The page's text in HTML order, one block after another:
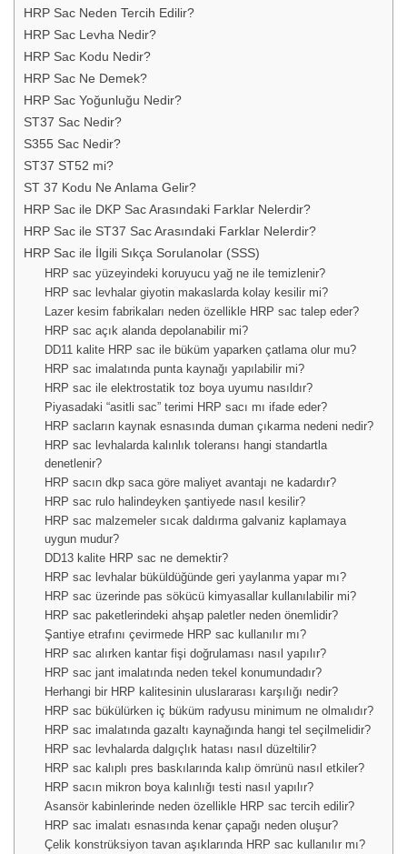
HRP Sac Neden Tercih Edilir?
HRP Sac Levha Nedir?
HRP Sac Kodu Nedir?
HRP Sac Ne Demek?
HRP Sac Yoğunluğu Nedir?
ST37 Sac Nedir?
S355 Sac Nedir?
ST37 ST52 mi?
ST 37 Kodu Ne Anlama Gelir?
HRP Sac ile DKP Sac Arasındaki Farklar Nelerdir?
HRP Sac ile ST37 Sac Arasındaki Farklar Nelerdir?
HRP Sac ile İlgili Sıkça Sorulanolar (SSS)
HRP sac yüzeyindeki koruyucu yağ ne ile temizlenir?
HRP sac levhalar giyotin makaslarda kolay kesilir mi?
Lazer kesim fabrikaları neden özellikle HRP sac talep eder?
HRP sac açık alanda depolanabilir mi?
DD11 kalite HRP sac ile büküm yaparken çatlama olur mu?
HRP sac imalatında punta kaynağı yapılabilir mi?
HRP sac ile elektrostatik toz boya uyumu nasıldır?
Piyasadaki “asitli sac” terimi HRP sacı mı ifade eder?
HRP sacların kaynak esnasında duman çıkarma nedeni nedir?
HRP sac levhalarda kalınlık toleransı hangi standartla
denetlenir?
HRP sacın dkp saca göre maliyet avantajı ne kadardır?
HRP sac rulo halindeyken şantiyede nasıl kesilir?
HRP sac malzemeler sıcak daldırma galvaniz kaplamaya
uygun mudur?
DD13 kalite HRP sac ne demektir?
HRP sac levhalar büküldüğünde geri yaylanma yapar mı?
HRP sac üzerinde pas sökücü kimyasallar kullanılabilir mi?
HRP sac paketlerindeki ahşap paletler neden önemlidir?
Şantiye etrafını çevirmede HRP sac kullanılır mı?
HRP sac alırken kantar fişi doğrulaması nasıl yapılır?
HRP sac jant imalatında neden tekel konumundadır?
Herhangi bir HRP kalitesinin uluslararası karşılığı nedir?
HRP sac bükülürken iç büküm radyusu minimum ne olmalıdır?
HRP sac imalatında gazaltı kaynağında hangi tel seçilmelidir?
HRP sac levhalarda dalgıçlık hatası nasıl düzeltilir?
HRP sac kalıplı pres baskılarında kalıp ömrünü nasıl etkiler?
HRP sacın mikron boya kalınlığı testi nasıl yapılır?
Asansör kabinlerinde neden özellikle HRP sac tercih edilir?
HRP sac imalatı esnasında kenar çapağı neden oluşur?
Çelik konstrüksiyon tavan aşıklarında HRP sac kullanılır mı?